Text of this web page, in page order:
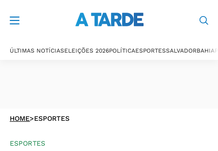
ÚLTIMAS NOTÍCIASELEIÇÕES 2026POLÍTICAESPORTESSALVADORBAHIA
HOME>ESPORTES
ESPORTES